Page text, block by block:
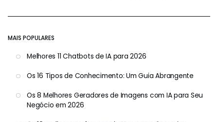
MAIS POPULARES
Melhores 11 Chatbots de IA para 2026
Os 16 Tipos de Conhecimento: Um Guia Abrangente
Os 8 Melhores Geradores de Imagens com IA para Seu
Negócio em 2026